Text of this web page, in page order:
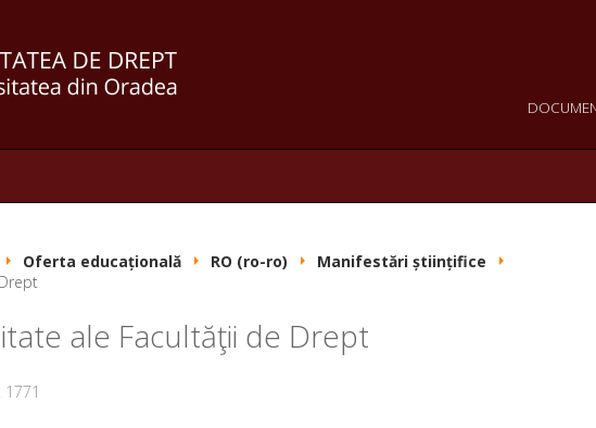
Oferta educațională RO (ro-ro)
Manifestări științifice
ale Facultăţii de Drept
1771